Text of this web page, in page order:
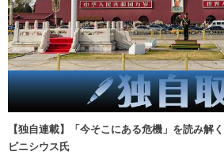
【独自連載】「今そこにある危機」を読み解
ビニシウス氏